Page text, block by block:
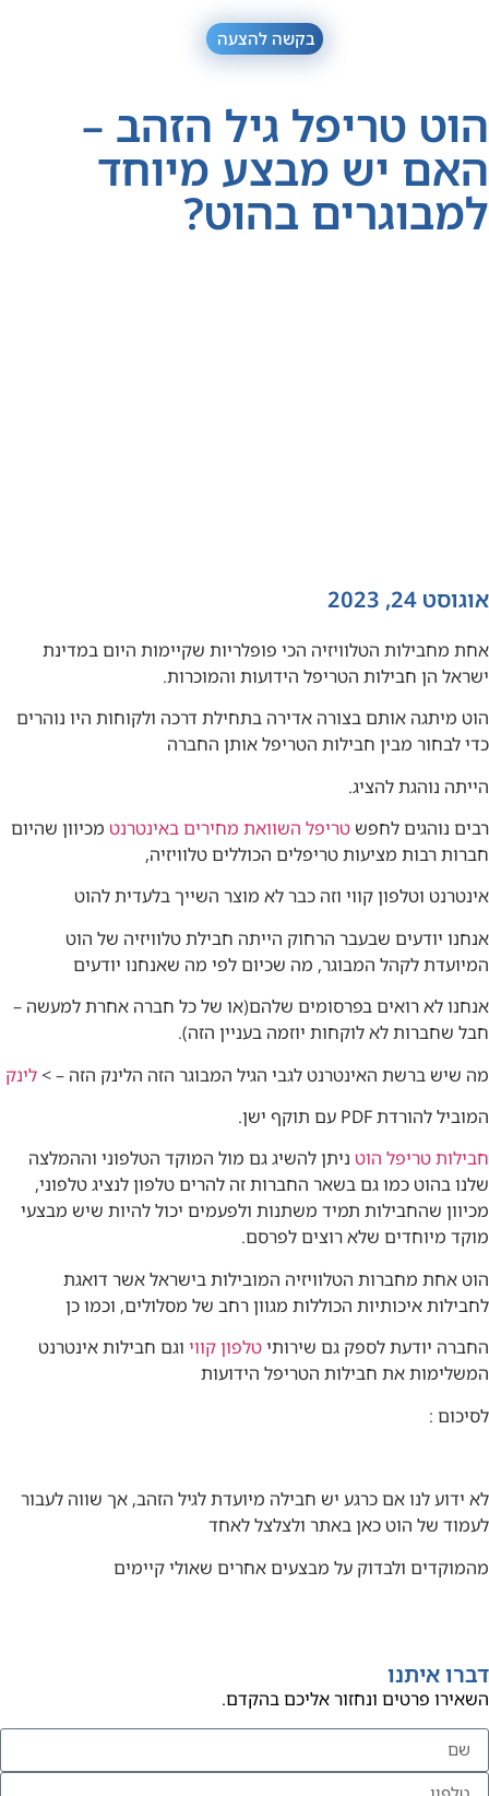
בקשה להצעה
הוט טריפל גיל הזהב –
האם יש מבצע מיוחד
למבוגרים בהוט?
אוגוסט 24, 2023
אחת מחבילות הטלוויזיה הכי פופלריות שקיימות היום במדינת
ישראל הן חבילות הטריפל הידועות והמוכרות.
הוט מיתגה אותם בצורה אדירה בתחילת דרכה ולקוחות היו נוהרים
כדי לבחור מבין חבילות הטריפל אותן החברה
הייתה נוהגת להציג.
רבים נוהגים לחפש טריפל השוואת מחירים באינטרנט מכיוון שהיום
חברות רבות מציעות טריפלים הכוללים טלוויזיה,
אינטרנט וטלפון קווי וזה כבר לא מוצר השייך בלעדית להוט
אנחנו יודעים שבעבר הרחוק הייתה חבילת טלוויזיה של הוט
המיועדת לקהל המבוגר, מה שכיום לפי מה שאנחנו יודעים
אנחנו לא רואים בפרסומים שלהם(או של כל חברה אחרת למעשה –
חבל שחברות לא לוקחות יוזמה בעניין הזה).
מה שיש ברשת האינטרנט לגבי הגיל המבוגר הזה הלינק הזה – >לינק
המוביל להורדת PDF עם תוקף ישן.
חבילות טריפל הוט ניתן להשיג גם מול המוקד הטלפוני וההמלצה
שלנו בהוט כמו גם בשאר החברות זה להרים טלפון לנציג טלפוני,
מכיוון שהחבילות תמיד משתנות ולפעמים יכול להיות שיש מבצעי
מוקד מיוחדים שלא רוצים לפרסם.
הוט אחת מחברות הטלוויזיה המובילות בישראל אשר דואגת
לחבילות איכותיות הכוללות מגוון רחב של מסלולים, וכמו כן
החברה יודעת לספק גם שירותיטלפון קווי וגם חבילות אינטרנט
המשלימות את חבילות הטריפל הידועות
לסיכום :
לא ידוע לנו אם כרגע יש חבילה מיועדת לגיל הזהב, אך שווה לעבור
לעמוד של הוט כאן באתר ולצלצל לאחד
מהמוקדים ולבדוק על מבצעים אחרים שאולי קיימים
דברו איתנו
השאירו פרטים ונחזור אליכם בהקדם.